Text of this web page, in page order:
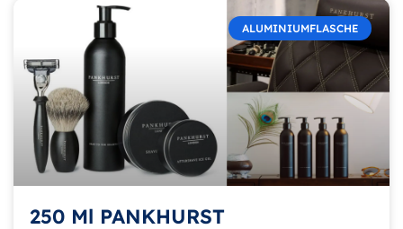
ALUMINIUMFLASCHE
250 Ml PANKHURST